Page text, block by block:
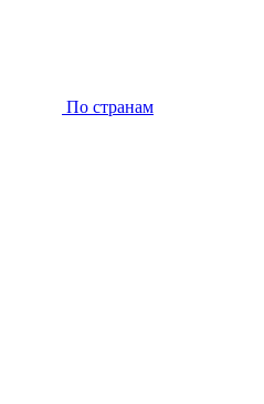
По странам